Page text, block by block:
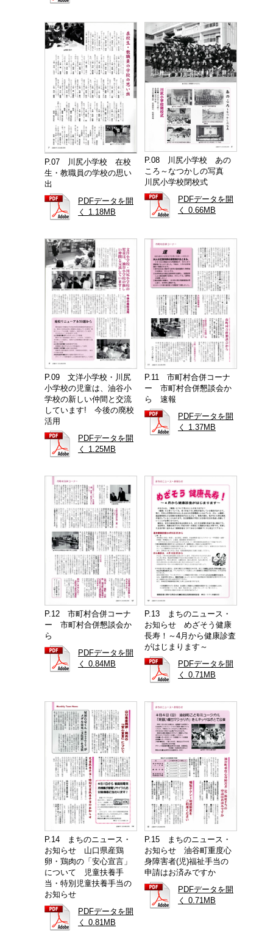
P.07 川尻小学校 在校
生・教職員の学校の思い
出
PDFデータを開
く 1.18MB
P.08 川尻小学校 あの
ころ～なつかしの写真
川尻小学校閉校式
PDFデータを開
く 0.66MB
P.09 文洋小学校・川尻
小学校の児童は、油谷小
学校の新しい仲間と交流
しています! 今後の廃校
活用
PDFデータを開
く 1.25MB
P.11 市町村合併コーナ
ー 市町村合併懇談会か
ら 速報
PDFデータを開
く 1.37MB
P.12 市町村合併コーナ
ー 市町村合併懇談会か
ら
PDFデータを開
く 0.84MB
P.13 まちのニュース・
お知らせ めざそう健康
長寿！～4月から健康診査
がはじまります～
PDFデータを開
く 0.71MB
P.14 まちのニュース・
お知らせ 山口県産鶏
卵・鶏肉の「安心宣言」
について 児童扶養手
当・特別児童扶養手当の
お知らせ
PDFデータを開
く 0.81MB
P.15 まちのニュース・
お知らせ 油谷町重度心
身障害者(児)福祉手当の
申請はお済みですか
PDFデータを開
く 0.71MB